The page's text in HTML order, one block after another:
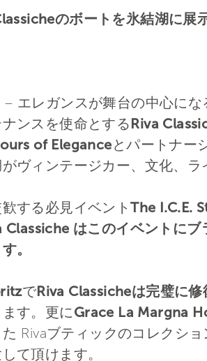
のボートを氷結湖に
エレガンスが舞台の中心に
ンスを使命とするRiva
of Eleganceとパートナー
ヴィンテージカー、文化、
する必見イベントThe I.C.E.
Classiche はこのイベントに
。
でRiva Classicheは完璧に
す。更にGrace La Margna
Rivaブティックのコレクシ
て頂けます。